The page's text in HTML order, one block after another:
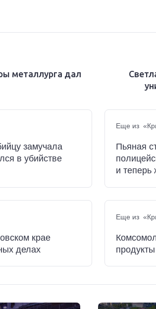
металлурга дал
замучала
в убийстве
Еще из
Пьяная
и теперь
крае
делах
Еще из